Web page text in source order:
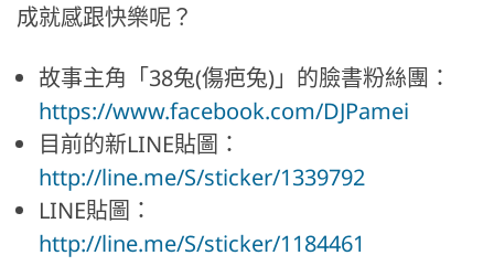
成就感跟快樂呢？
故事主角「38兔(傷疤兔)」的臉書粉絲團：
https://www.facebook.com/DJPamei
目前的新LINE貼圖：
http://line.me/S/sticker/1339792
LINE貼圖：
http://line.me/S/sticker/1184461